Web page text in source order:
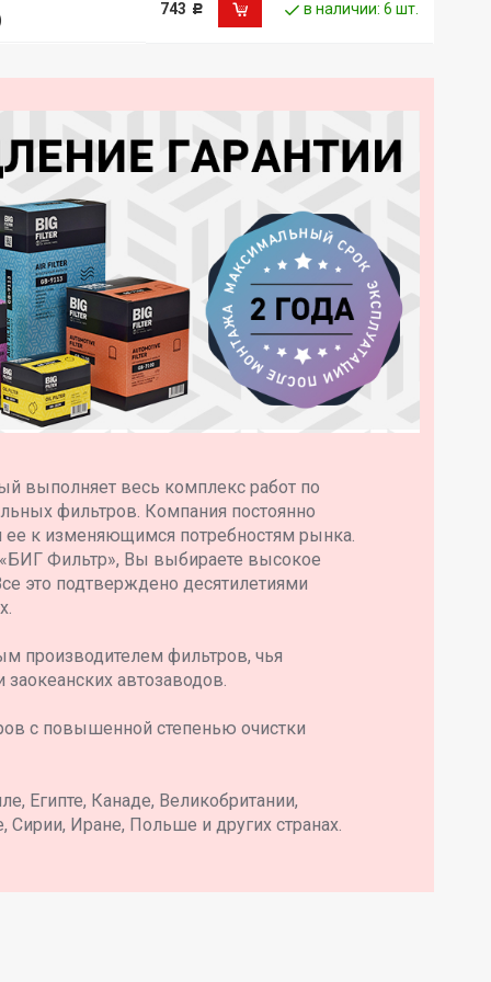
743 Р в наличии: 6 шт.
выполняет весь комплекс работ по
фильтров. Компания постоянно
ее к изменяющимся потребностям рынка.
Фильтр», Вы выбираете высокое
это подтверждено десятилетиями
производителем фильтров, чья
автозаводов.
с повышенной степенью очистки
Египте, Канаде, Великобритании,
Сирии, Иране, Польше и других странах.